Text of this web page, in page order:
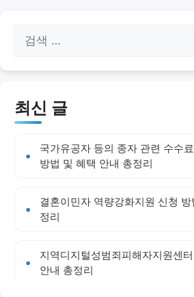
색:
최신 글
국가유공자 등의 종자 관련 수수
방법 및 혜택 안내 총정리
결혼이민자 역량강화지원 신청
정리
지역디지털성범죄피해자지원센
안내 총정리